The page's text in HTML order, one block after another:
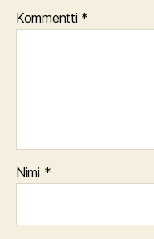
Kommentti *
Nimi *